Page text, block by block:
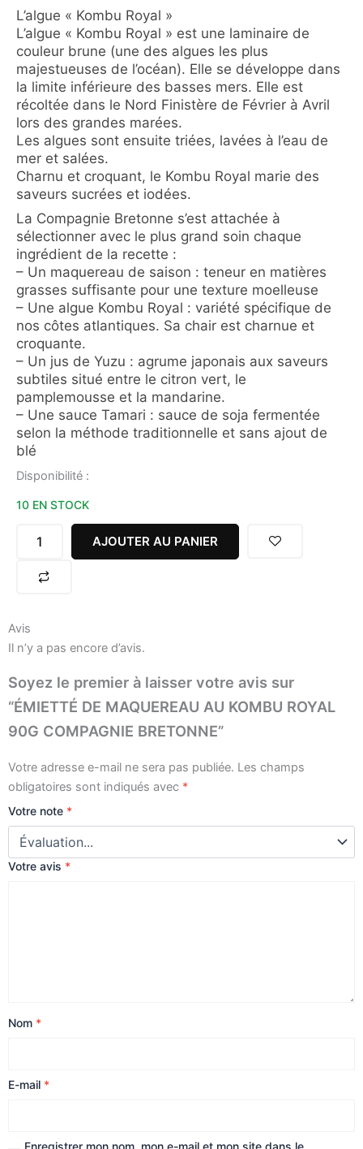
L’algue « Kombu Royal »
L’algue « Kombu Royal » est une laminaire de
couleur brune (une des algues les plus
majestueuses de l’océan). Elle se développe dans
la limite inférieure des basses mers. Elle est
récoltée dans le Nord Finistère de Février à Avril
lors des grandes marées.
Les algues sont ensuite triées, lavées à l’eau de
mer et salées.
Charnu et croquant, le Kombu Royal marie des
saveurs sucrées et iodées.
La Compagnie Bretonne s’est attachée à
sélectionner avec le plus grand soin chaque
ingrédient de la recette :
– Un maquereau de saison : teneur en matières
grasses suffisante pour une texture moelleuse
– Une algue Kombu Royal : variété spécifique de
nos côtes atlantiques. Sa chair est charnue et
croquante.
– Un jus de Yuzu : agrume japonais aux saveurs
subtiles situé entre le citron vert, le
pamplemousse et la mandarine.
– Une sauce Tamari : sauce de soja fermentée
selon la méthode traditionnelle et sans ajout de
blé
Disponibilité :
10 EN STOCK
quantité
ÉMIETTÉ
MAQUEREAU
KOMBU
ROYAL
BRETONNE
AJOUTER AU PANIER
Avis
Il n’y a pas encore d’avis.
Soyez le premier à laisser votre avis sur
“ÉMIETTÉ DE MAQUEREAU AU KOMBU ROYAL
90G COMPAGNIE BRETONNE”
Votre adresse e-mail ne sera pas publiée. Les champs
obligatoires sont indiqués avec *
Votre note *
Votre avis *
Nom *
E-mail *